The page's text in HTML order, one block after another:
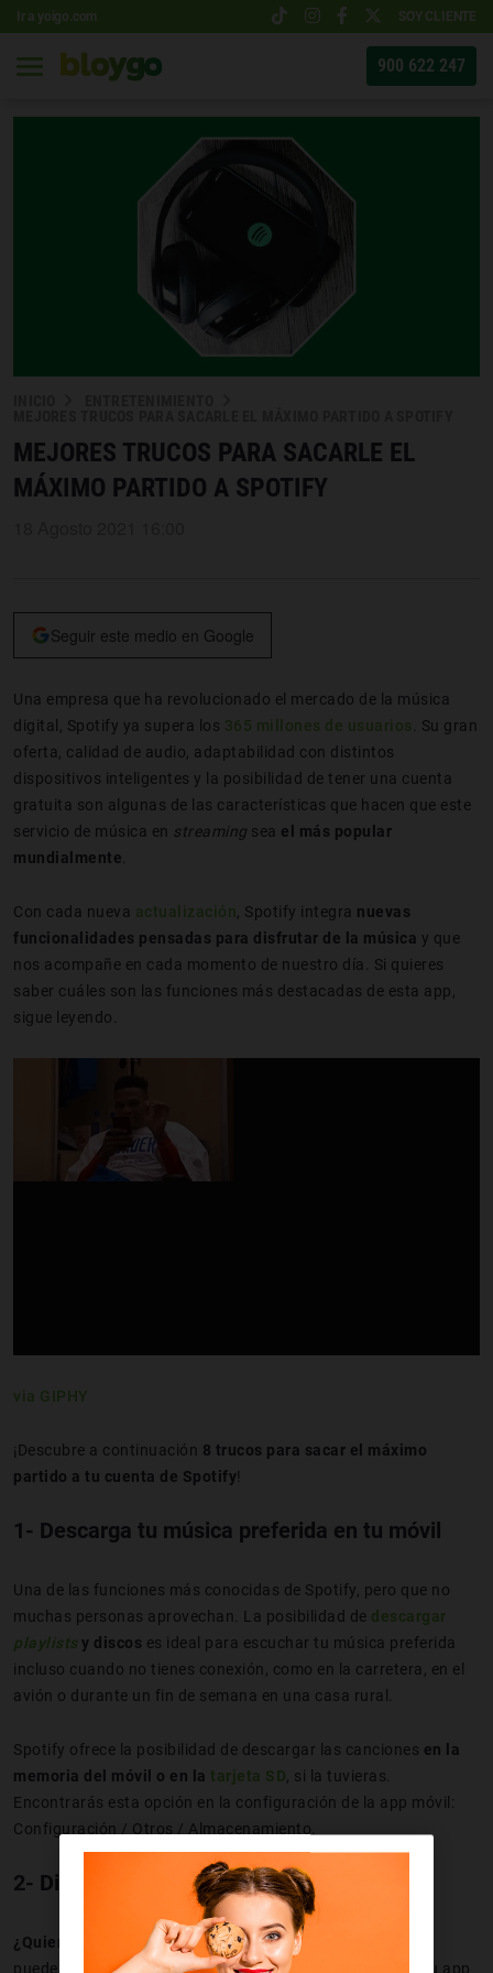
Ir a yoigo.com SOY CLIENTE
900 622 247
MEJORES TRUCOS PARA SACARLE EL
MÁXIMO PARTIDO A SPOTIFY
Seguir este medio en Google
Una empresa que ha revolucionado el mercado de la música
digital, Spotify ya supera los 365 millones de usuarios . Su gran
oferta, calidad de audio, adaptabilidad con distintos
dispositivos inteligentes y la posibilidad de tener una cuenta
gratuita son algunas de las características que hacen que este
servicio de música en streaming sea el más popular
mundialmente
Con cada nueva actualización , Spotify integra nuevas
funcionalidades pensadas para disfrutar de la música y que
nos acompañe en cada momento de nuestro día. Si quieres
saber cuáles son las funciones más destacadas de esta app,
sigue leyendo.
via GIPHY
¡Descubre a continuación 8 trucos para sacar el máximo
partido a tu cuenta de Spotify!
1- Descarga tu música preferida en tu móvil
Una de las funciones más conocidas de Spotify, pero que no
muchas personas aprovechan. La posibilidad de descargar
playlists y discos es ideal para escuchar tu música preferida
incluso cuando no tienes conexión, como en la carretera, en el
avión o durante un fin de semana en una casa rural.
Spotify ofrece la posibilidad de descargar las canciones en la
memoria del móvil o en la tarjeta SD , si la tuvieras.
Encontrarás esta opción en la configuración de la app móvil:
Configuración / Otros / Almacenamiento.
2- Disfruta de las playlists personalizadas
¿Quieres descubrir nuevas canciones y artistas?
puede ayudarte. Cada semana, en la página de inicio de tu app